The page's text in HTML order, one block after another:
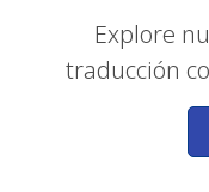
Explore
traducción